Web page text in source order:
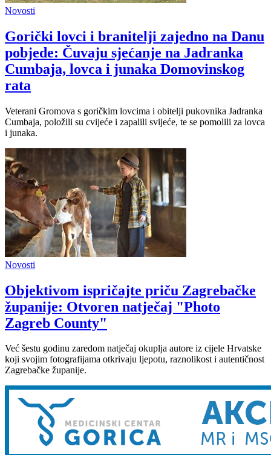
Novosti
Gorički lovci i branitelji zajedno na Danu
pobjede: Čuvaju sjećanje na Jadranka
Cumbaja, lovca i junaka Domovinskog
rata
Veterani Gromova s goričkim lovcima i obitelji pukovnika Jadranka
Cumbaja, položili su cvijeće i zapalili svijeće, te se pomolili za lovca
i junaka.
Novosti
Objektivom ispričajte priču Zagrebačke
županije: Otvoren natječaj "Photo
Zagreb County"
Već šestu godinu zaredom natječaj okuplja autore iz cijele Hrvatske
koji svojim fotografijama otkrivaju ljepotu, raznolikost i autentičnost
Zagrebačke županije.